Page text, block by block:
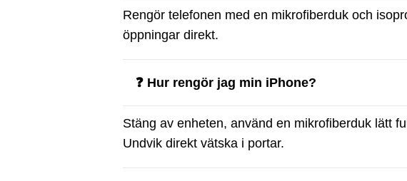
Rengör telefonen med en mikrofiberduk och
öppningar direkt.
❓ Hur rengör jag min iPhone?
Stäng av enheten, använd en mikrofiberduk lätt
Undvik direkt vätska i portar.